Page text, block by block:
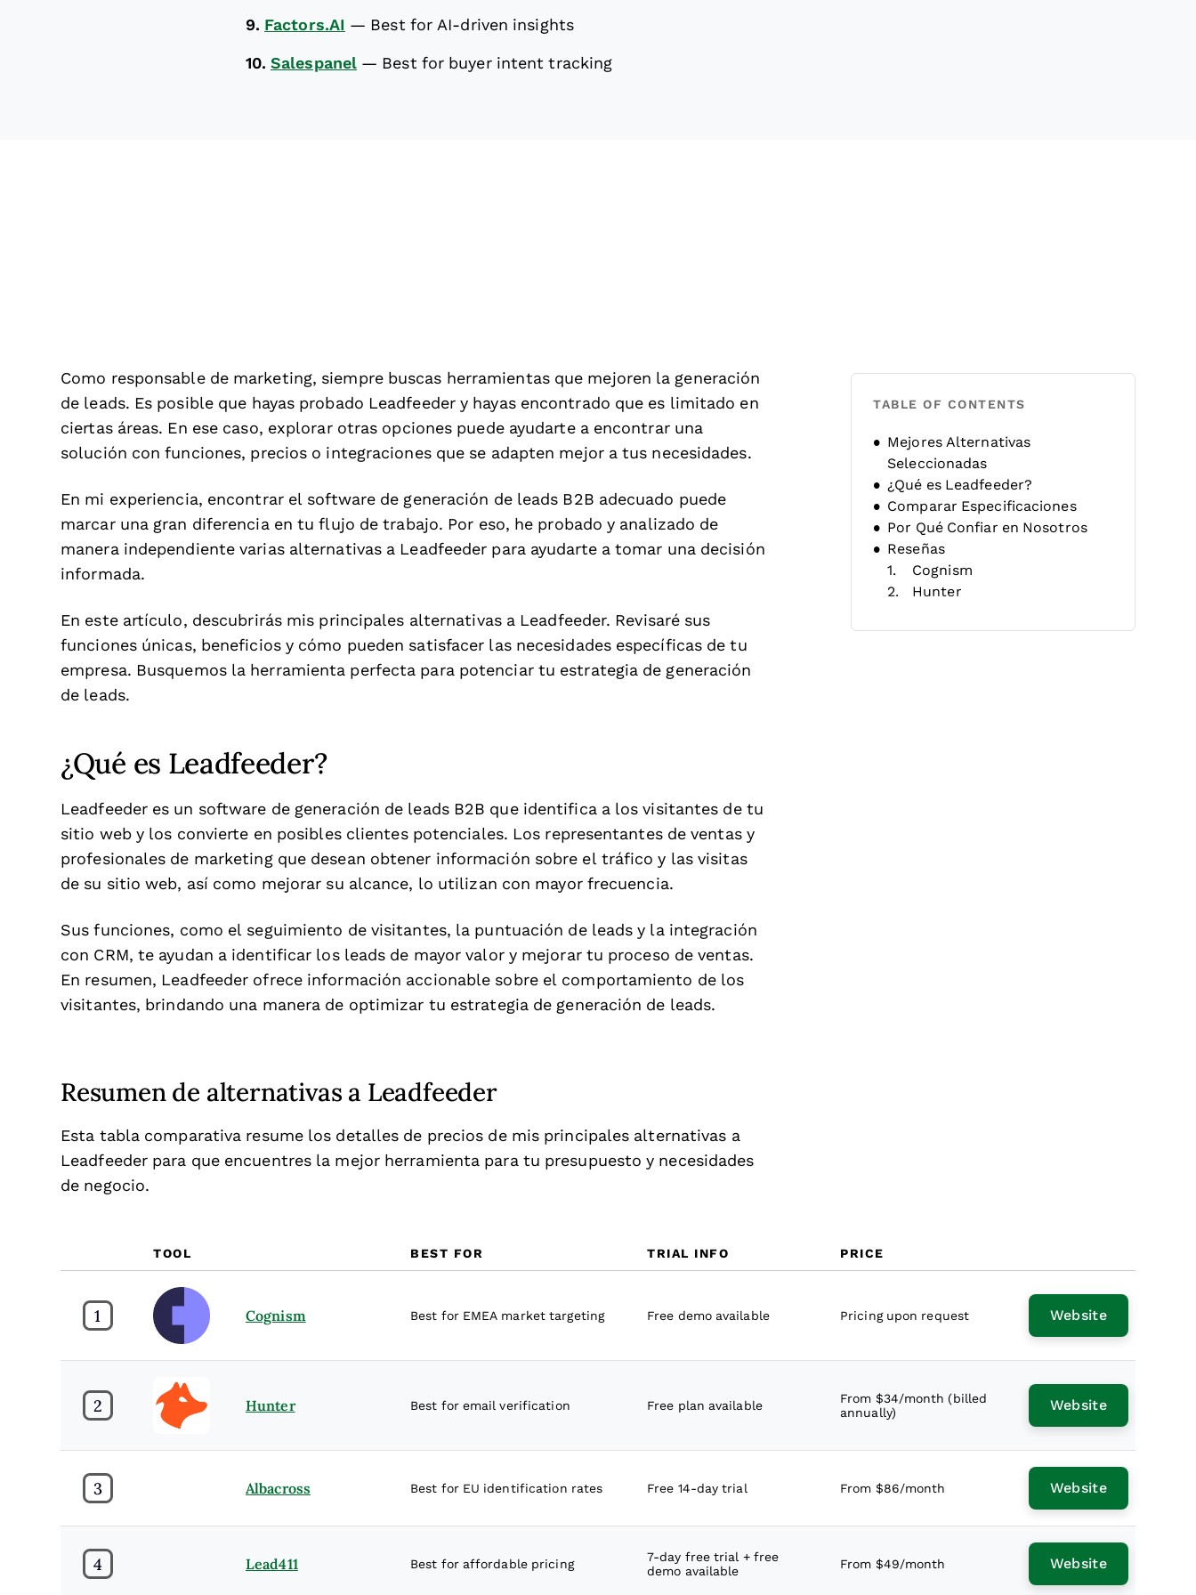
9. Factors.AI — Best for AI-driven insights
10. Salespanel — Best for buyer intent tracking
Como responsable de marketing, siempre buscas herramientas que mejoren la generación
de leads. Es posible que hayas probado Leadfeeder y hayas encontrado que es limitado en
ciertas áreas. En ese caso, explorar otras opciones puede ayudarte a encontrar una
solución con funciones, precios o integraciones que se adapten mejor a tus necesidades.
En mi experiencia, encontrar el software de generación de leads B2B adecuado puede
marcar una gran diferencia en tu flujo de trabajo. Por eso, he probado y analizado de
manera independiente varias alternativas a Leadfeeder para ayudarte a tomar una decisión
informada.
En este artículo, descubrirás mis principales alternativas a Leadfeeder. Revisaré sus
funciones únicas, beneficios y cómo pueden satisfacer las necesidades específicas de tu
empresa. Busquemos la herramienta perfecta para potenciar tu estrategia de generación
de leads.
¿Qué es Leadfeeder?
Leadfeeder es un software de generación de leads B2B que identifica a los visitantes de tu
sitio web y los convierte en posibles clientes potenciales. Los representantes de ventas y
profesionales de marketing que desean obtener información sobre el tráfico y las visitas
de su sitio web, así como mejorar su alcance, lo utilizan con mayor frecuencia.
Sus funciones, como el seguimiento de visitantes, la puntuación de leads y la integración
con CRM, te ayudan a identificar los leads de mayor valor y mejorar tu proceso de ventas.
En resumen, Leadfeeder ofrece información accionable sobre el comportamiento de los
visitantes, brindando una manera de optimizar tu estrategia de generación de leads.
Resumen de alternativas a Leadfeeder
Esta tabla comparativa resume los detalles de precios de mis principales alternativas a
Leadfeeder para que encuentres la mejor herramienta para tu presupuesto y necesidades
de negocio.
TOOL BEST FOR TRIAL INFO PRICE
1 Cognism Best for EMEA market targeting Free demo available Pricing upon request Website
2 Hunter Best for email verification Free plan available
From $34/month (billed
annually)
Website
3 Albacross Best for EU identification rates Free 14-day trial From $86/month Website
4 Lead411 Best for affordable pricing
7-day free trial + free
demo available
From $49/month Website
TABLE OF CONTENTS
Mejores Alternativas
Seleccionadas
¿Qué es Leadfeeder?
Comparar Especificaciones
Por Qué Confiar en Nosotros
Reseñas
Cognism
Hunter
Lead411